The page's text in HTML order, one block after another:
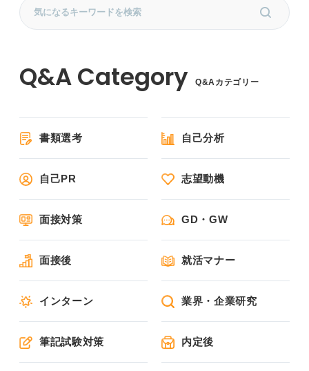
Q&Aカテゴリー
書類選考 自己分析
自己PR 志望動機
面接対策 GD・GW
面接後 就活マナー
インターン 業界・企業研究
筆記試験対策 内定後